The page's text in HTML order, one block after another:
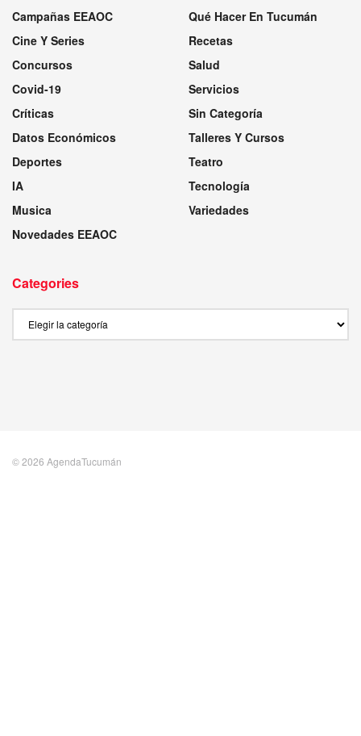
Campañas EEAOC
Cine Y Series
Concursos
Covid-19
Críticas
Datos Económicos
Deportes
IA
Musica
Novedades EEAOC
Qué Hacer En Tucumán
Recetas
Salud
Servicios
Sin Categoría
Talleres Y Cursos
Teatro
Tecnología
Variedades
Categories
© 2026 AgendaTucumán